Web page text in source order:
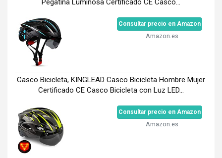
Pegatina Luminosa Certificado CE Casco...
Consultar precio en Amazon
Amazon.es
Casco Bicicleta, KINGLEAD Casco Bicicleta Hombre Mujer
Certificado CE Casco Bicicleta con Luz LED...
Consultar precio en Amazon
Amazon.es